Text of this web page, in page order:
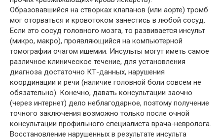
Образовавшийся на створках клапанов (или аорте) тромб
мог оторваться и кровотоком занестись в любой сосуд.
Если это сосуд головного мозга, то развивается инсульт
(микро, макро), проявляющийся на компьютерной
томографии очагом ишемии. Инсульты могут иметь самое
различное клиническое течение, для установления
диагноза достаточно КТ-данных, нарушения
координации и речи (наличие головной боли совсем не
обязательно). Конечно, давать консультации заочно
(через интернет) дело неблагодарное, поэтому получение
точного заключения возможно только после очной
консультации профильного специалиста врача-невролога.
Восстановление нарушенных в результате инсульта